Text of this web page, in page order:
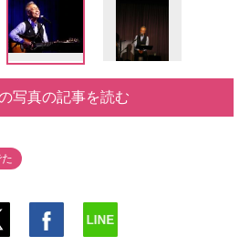
写真の記事を読む